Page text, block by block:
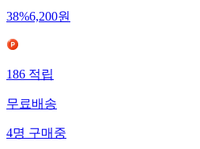
38%6,200원
186적립
무료배송
4명구매중